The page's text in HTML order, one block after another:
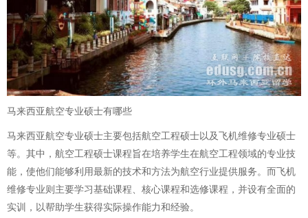
马来西亚航空专业硕士有哪些
马来西亚航空专业硕士主要包括航空工程硕士以及飞机维修专业硕士
等。其中，航空工程硕士课程旨在培养学生在航空工程领域的专业技
能，使他们能够利用最新的技术和方法为航空行业提供服务。而飞机
维修专业则主要学习基础课程、核心课程和选修课程，并设有全面的
实训，以帮助学生获得实际操作能力和经验。